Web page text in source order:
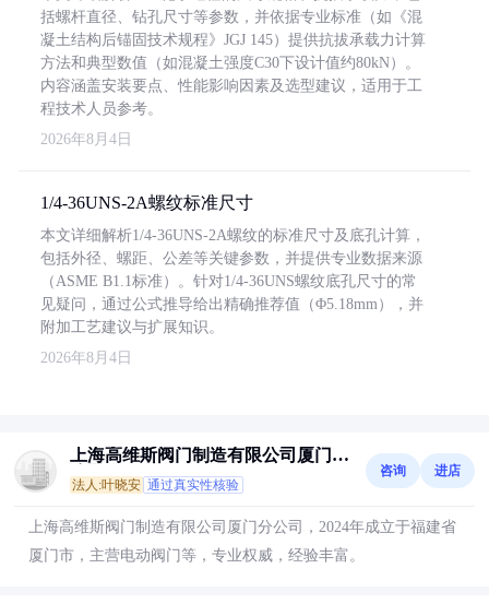
括螺杆直径、钻孔尺寸等参数，并依据专业标准（如《混
凝土结构后锚固技术规程》JGJ 145）提供抗拔承载力计算
方法和典型数值（如混凝土强度C30下设计值约80kN）。
内容涵盖安装要点、性能影响因素及选型建议，适用于工
程技术人员参考。
2026年8月4日
1/4-36UNS-2A螺纹标准尺寸
本文详细解析1/4-36UNS-2A螺纹的标准尺寸及底孔计算，
包括外径、螺距、公差等关键参数，并提供专业数据来源
（ASME B1.1标准）。针对1/4-36UNS螺纹底孔尺寸的常
见疑问，通过公式推导给出精确推荐值（Φ5.18mm），并
附加工艺建议与扩展知识。
2026年8月4日
上海高维斯阀门制造有限公司厦门分
公司
法人:叶晓安 通过真实性核验
咨询 进店
上海高维斯阀门制造有限公司厦门分公司，2024年成立于福建省
厦门市，主营电动阀门等，专业权威，经验丰富。